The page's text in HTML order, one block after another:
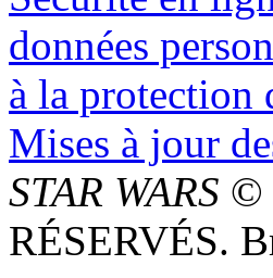
données
à la protection
Mises à jour
STAR WARS ©
RÉSERVÉS.